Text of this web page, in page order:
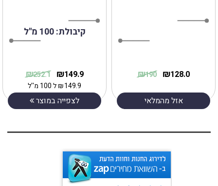
קיבולת: 100 מ''ל
149.9
₪
252.1
₪
149.9
₪ל 100 מ''ל
לצפייה במוצר
128.0
₪
190
₪
אזל מהמלאי